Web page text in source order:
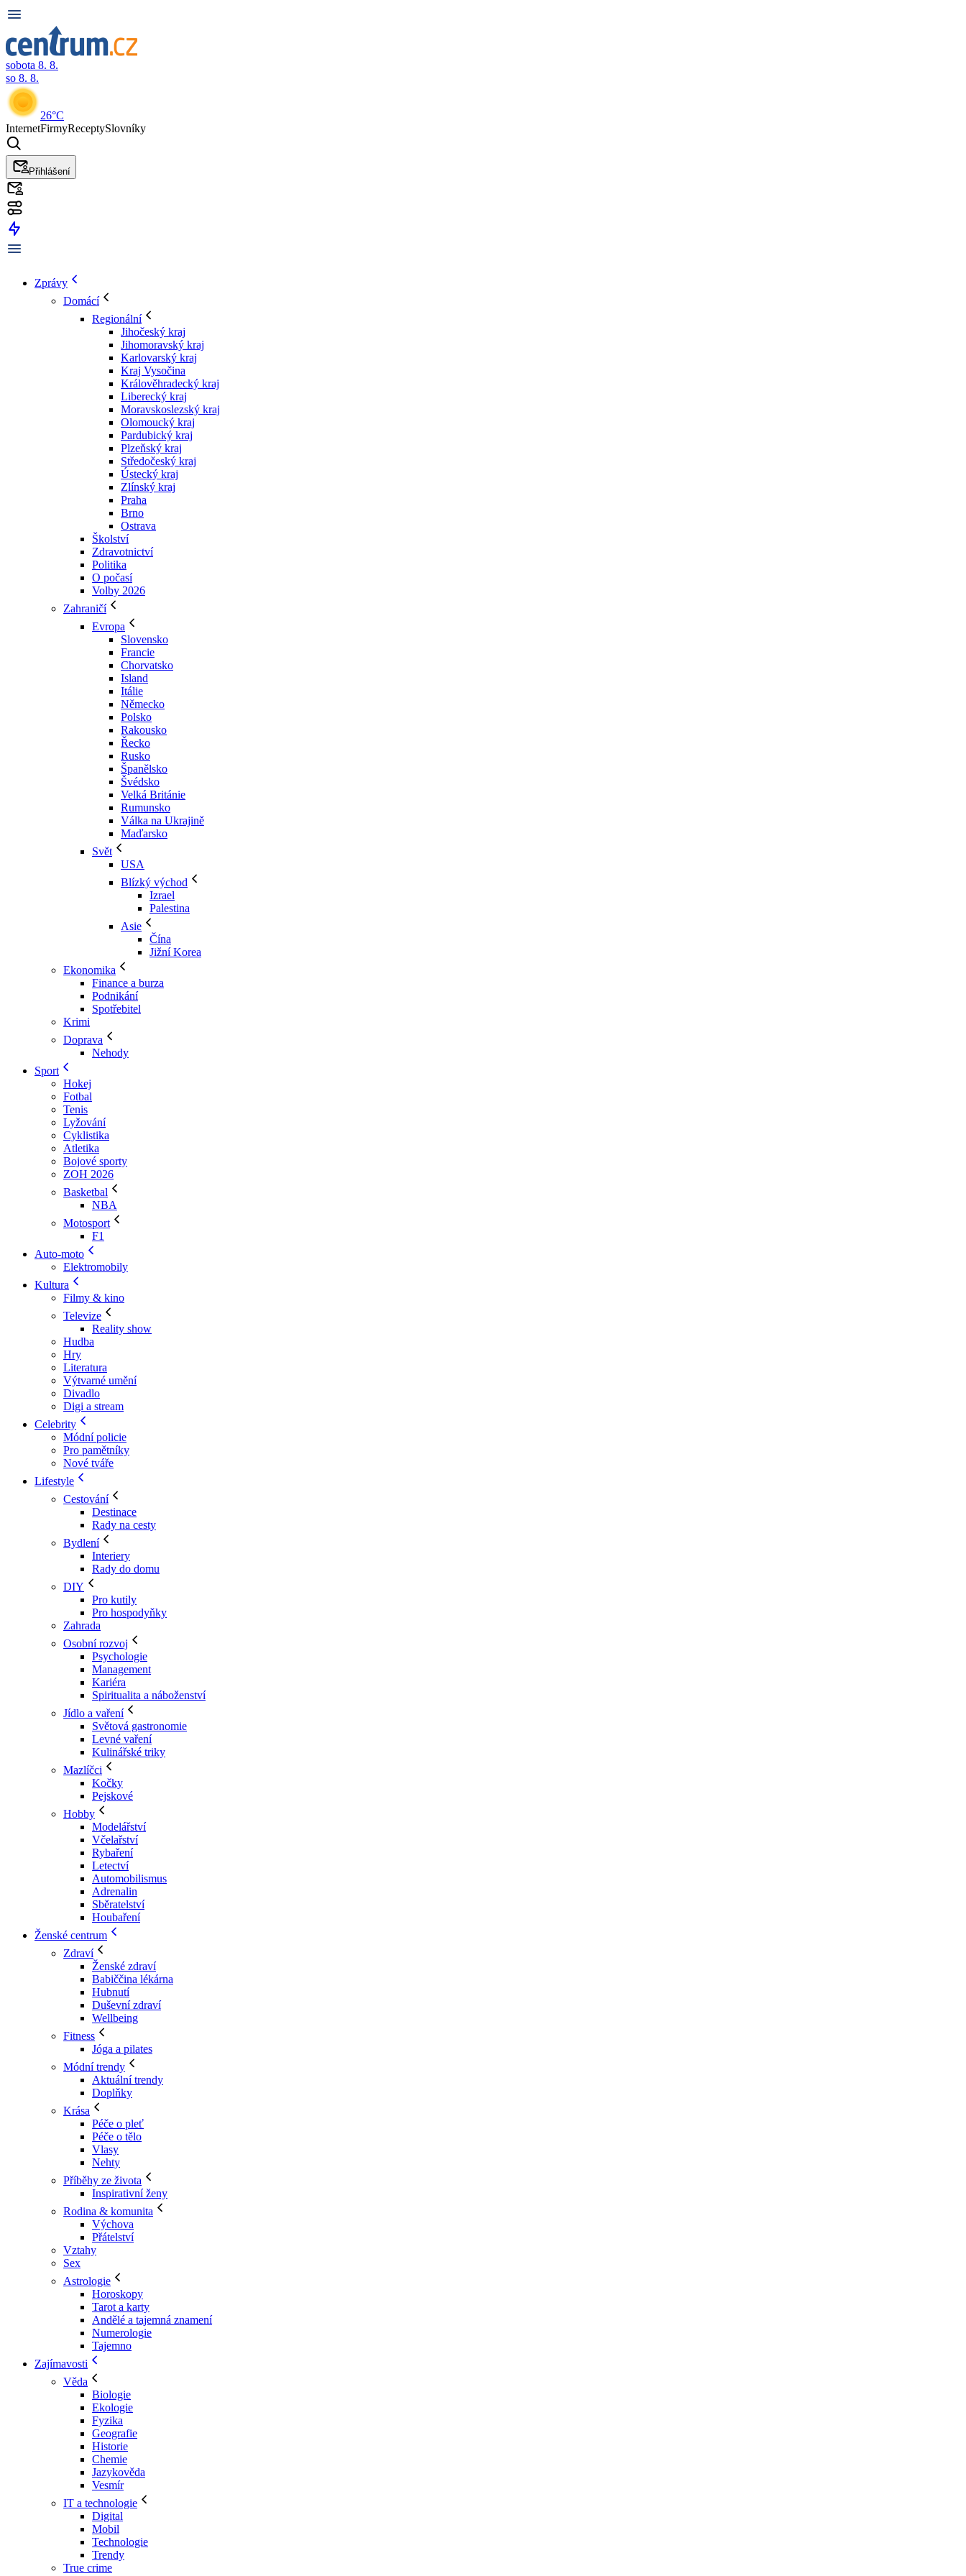
sobota 8. 8.
so 8. 8.
26°C
InternetFirmyReceptySlovníky
Přihlášení
Zprávy
Domácí
Regionální
Jihočeský kraj
Jihomoravský kraj
Karlovarský kraj
Kraj Vysočina
Králověhradecký kraj
Liberecký kraj
Moravskoslezský kraj
Olomoucký kraj
Pardubický kraj
Plzeňský kraj
Středočeský kraj
Ústecký kraj
Zlínský kraj
Praha
Brno
Ostrava
Školství
Zdravotnictví
Politika
O počasí
Volby 2026
Zahraničí
Evropa
Slovensko
Francie
Chorvatsko
Island
Itálie
Německo
Polsko
Rakousko
Řecko
Rusko
Španělsko
Švédsko
Velká Británie
Rumunsko
Válka na Ukrajině
Maďarsko
Svět
USA
Blízký východ
Izrael
Palestina
Asie
Čína
Jižní Korea
Ekonomika
Finance a burza
Podnikání
Spotřebitel
Krimi
Doprava
Nehody
Sport
Hokej
Fotbal
Tenis
Lyžování
Cyklistika
Atletika
Bojové sporty
ZOH 2026
Basketbal
NBA
Motosport
F1
Auto-moto
Elektromobily
Kultura
Filmy & kino
Televize
Reality show
Hudba
Hry
Literatura
Výtvarné umění
Divadlo
Digi a stream
Celebrity
Módní policie
Pro pamětníky
Nové tváře
Lifestyle
Cestování
Destinace
Rady na cesty
Bydlení
Interiery
Rady do domu
DIY
Pro kutily
Pro hospodyňky
Zahrada
Osobní rozvoj
Psychologie
Management
Kariéra
Spiritualita a náboženství
Jídlo a vaření
Světová gastronomie
Levné vaření
Kulinářské triky
Mazlíčci
Kočky
Pejskové
Hobby
Modelářství
Včelařství
Rybaření
Letectví
Automobilismus
Adrenalin
Sběratelství
Houbaření
Ženské centrum
Zdraví
Ženské zdraví
Babiččina lékárna
Hubnutí
Duševní zdraví
Wellbeing
Fitness
Jóga a pilates
Módní trendy
Aktuální trendy
Doplňky
Krása
Péče o pleť
Péče o tělo
Vlasy
Nehty
Příběhy ze života
Inspirativní ženy
Rodina & komunita
Výchova
Přátelství
Vztahy
Sex
Astrologie
Horoskopy
Tarot a karty
Andělé a tajemná znamení
Numerologie
Tajemno
Zajímavosti
Věda
Biologie
Ekologie
Fyzika
Geografie
Historie
Chemie
Jazykověda
Vesmír
IT a technologie
Digital
Mobil
Technologie
Trendy
True crime